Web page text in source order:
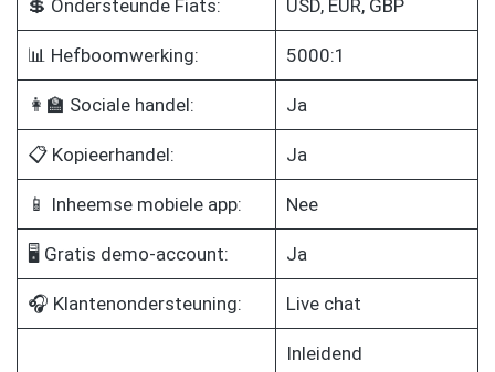
💲 Ondersteunde Fiats: USD, EUR, GBP
📊 Hefboomwerking: 5000:1
👩‍🏫 Sociale handel: Ja
📋 Kopieerhandel: Ja
📱 Inheemse mobiele app: Nee
🖥️ Gratis demo-account: Ja
🎧 Klantenondersteuning: Live chat
Inleidend